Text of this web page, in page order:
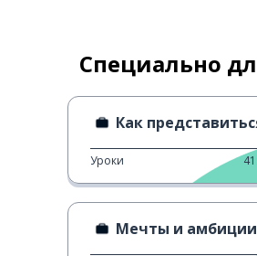
Специально
Как
Уроки 41
Мечты и